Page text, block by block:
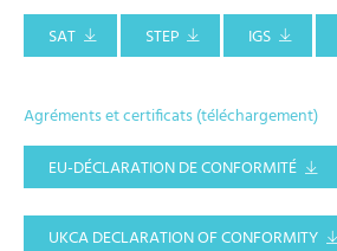
SAT
STEP IGS
Agréments et certificats (téléchargement)
EU-DÉCLARATION DE CONFORMITÉ
UKCA DECLARATION OF CONFORMITY